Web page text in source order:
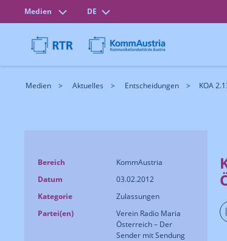
Medien DE
Medien Aktuelles Entscheidungen KOA
Bereich
KommAustria
Datum
03.02.2012
Kategorie
Zulassungen
Partei(en)
Verein Radio Maria
Österreich – Der
Sender mit Sendung